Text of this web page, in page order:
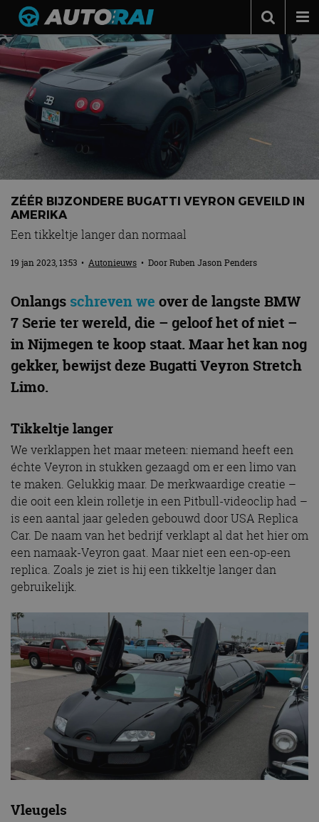
Autonieuws
Podcast
Autotests
Automerken
Adverteren
Contact
MotorRAI.nl
ZÉÉR BIJZONDERE BUGATTI VEYRON GEVEILD IN
AMERIKA
Een tikkeltje langer dan normaal
19 jan 2023, 13:53 • Autonieuws • DoorRuben Jason Penders
Onlangs schreven we over de langste BMW
7 Serie ter wereld, die – geloof het of niet –
in Nijmegen te koop staat. Maar het kan nog
gekker, bewijst deze Bugatti Veyron Stretch
Limo.
Tikkeltje langer
We verklappen het maar meteen: niemand heeft een
échte Veyron in stukken gezaagd om er een limo van
te maken. Gelukkig maar. De merkwaardige creatie –
die ooit een klein rolletje in een Pitbull-videoclip had –
is een aantal jaar geleden gebouwd door USA Replica
Car. De naam van het bedrijf verklapt al dat het hier om
een namaak-Veyron gaat. Maar niet een een-op-een
replica. Zoals je ziet is hij een tikkeltje langer dan
gebruikelijk.
Vleugels